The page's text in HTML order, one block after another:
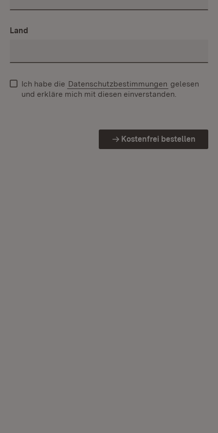
Land
Ich habe die Datenschutzbestimmungen gelesen
und erkläre mich mit diesen einverstanden.
Kostenfrei bestellen